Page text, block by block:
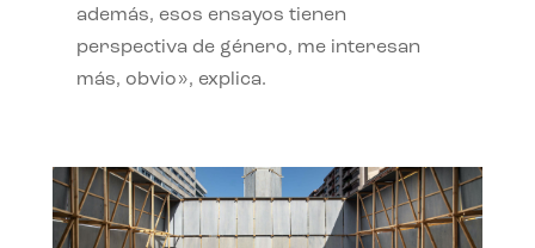
además, esos ensayos tienen
perspectiva de género, me interesan
más, obvio», explica.